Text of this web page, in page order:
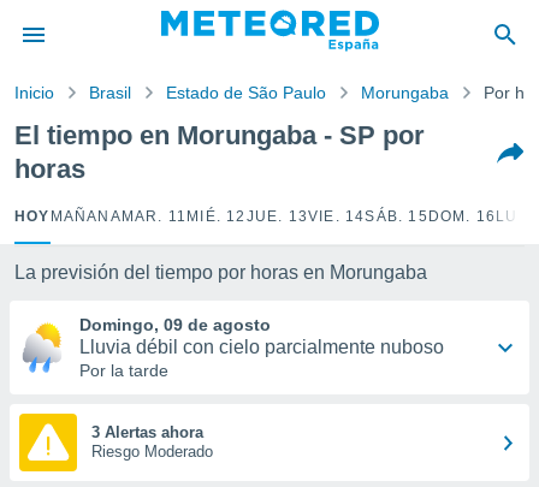
por
para
la
calidad.
a este
las
y
forma
basada
Inicio Brasil Estado de São Paulo Morungaba Por
El tiempo en Morungaba - SP por
horas
HOY MAÑANA MAR. 11 MIÉ. 12 JUE. 13VIE. 14SÁB. 15 DOM. 16
La previsión del tiempo por horas en Morungaba
Domingo, 09 de agosto
Lluvia débil con cielo parcialmente nuboso
Por la tarde
3 Alertas ahora
Riesgo Moderado